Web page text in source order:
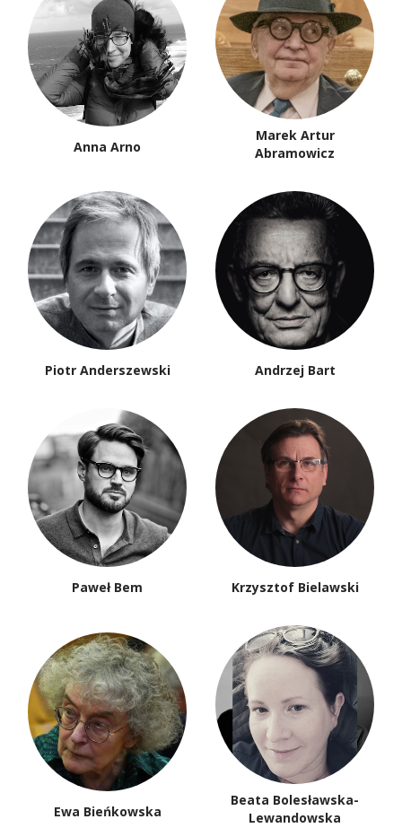
Anna Arno
Marek Artur
Abramowicz
Piotr Anderszewski Andrzej Bart
Paweł Bem Krzysztof Bielawski
Ewa Bieńkowska
Beata Bolesławska-
Lewandowska